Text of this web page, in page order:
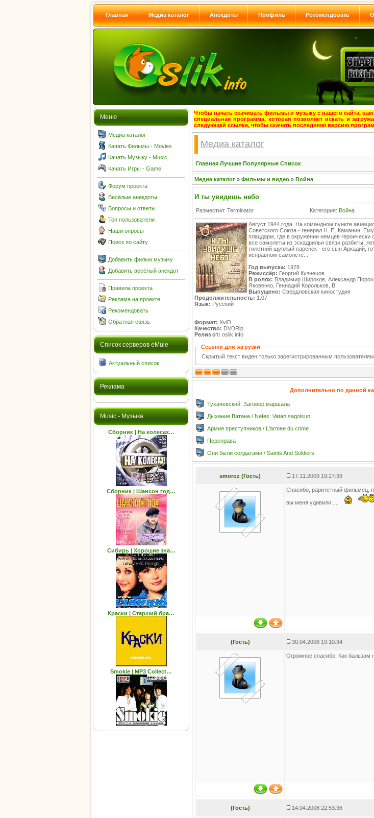
Главная Медиа каталог Анекдоты Профиль Рекомендовать
Меню
Медиа каталог
Качать Фильмы - Movies
Качать Музыку - Music
Качать Игры - Game
Форум проекта
Весёлые анекдоты
Вопросы и ответы
Топ пользователи
Наши опросы
Поиск по сайту
Добавить фильм музыку
Добавить весёлый анекдот
Правила проекта
Реклама на проекте
Рекомендовать
Обратная связь
Cписок серверов eMule
Актуальный список
Реклама
Music - Музыка
Сборник | На колесах…
Сборник | Шансон год…
Сибирь | Хорошие зна…
Краски | Старший бра…
Smokie | MP3 Collect…
Чтобы начать скачивать фильмы и музыку с нашего сайта,
специальная программа, которая позволяет искать и
следующей ссылке, чтобы скачать последнюю версию
Медиа каталог
Главная Лучшие Популярные Список
Медиа каталог » Фильмы и видео » Война
И ты увидишь небо
Разместил: Terminator Категория: Война
Август 1944 года. На командном пункте
Советского Союза - генерал Н. П. Каманин.
плацдарм, где в окружении немцев
все самолеты из эскадрильи связи разбиты,
тилетний щуплый паренек - его сын Аркадий,
исправном самолете...
Год выпуска: 1978
Режиссёр: Георгий Кузнецов
В ролях: Владимир Широков, Александр
Яковенко, Геннадий Корольков, В
Выпущено: Свердловская киностудия
Продолжительность: 1:07
Язык: Русский
Формат: XviD
Качество: DVDRip
Релиз от: oslik.info
Ссылки для загрузки
Скрытый текст виден только зарегистрированным пользователям.
Дополнительно по данной
Тухачевский. Заговор маршала
Дыхание Ватана / Nefes: Vatan sagolsun
Армия преступников / L'armee du crime
Переправа
Они были солдатами / Saints And Soldiers
smoroz (Гость) 17.11.2009 19:27:39
Спасибо, раритетный фильмец,
вы меня удивили ...
(Гость) 30.04.2008 19:10:34
Огромное спасибо. Как бальзам
(Гость) 14.04.2008 22:53:36